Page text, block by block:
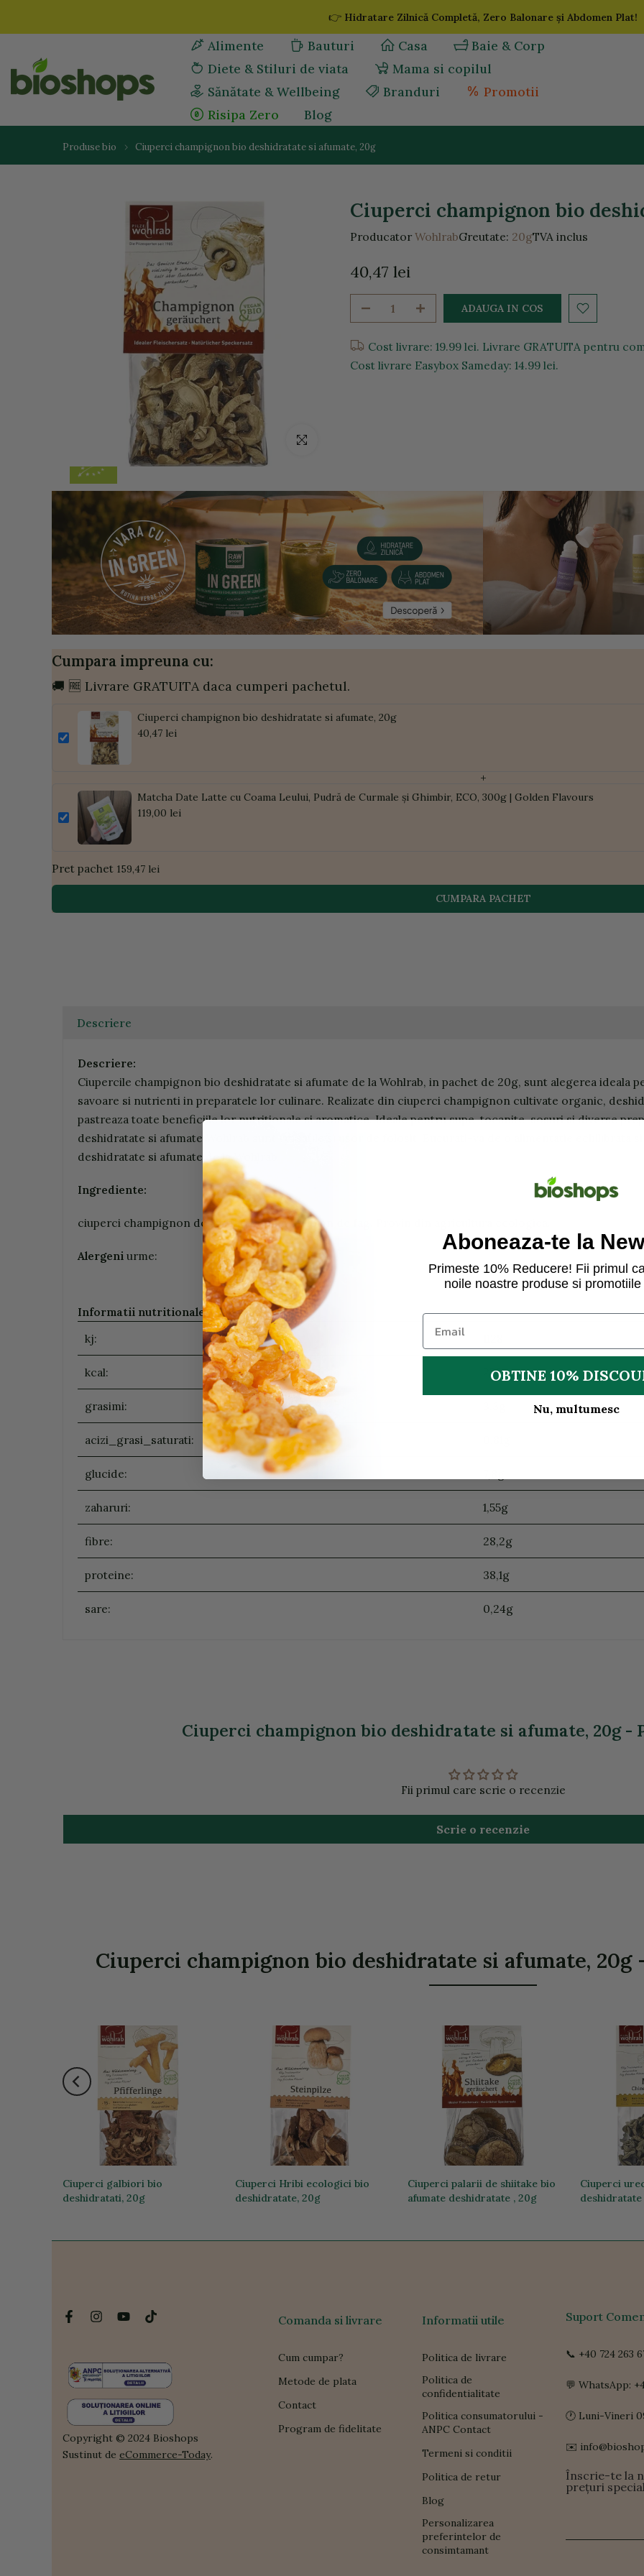
la
👉 Hidratare Zilnică Completă, Zero Balonare și Abdomen Plat!
Alimente Bauturi Casa
Baie & Corp
Diete & Stiluri de viata
Mama si copilul
Sănătate & Wellbeing
Branduri
Promotii
Risipa Zero
Blog
Produse bio Ciuperci champignon bio deshidratate si afumate, 20g
Click pentru a mari
Ciuperci champignon bio
Producator WohlrabGreutate: 20gTVA inclus
40,47 lei
ADAUGA IN COS
Cost livrare: 19.99 lei. Livrare GRATUITA pentru
Cost livrare Easybox Sameday: 14.99 lei.
Cumpara impreuna cu:
🚚 🆓 Livrare GRATUITA daca cumperi pachetul.
Ciuperci champignon bio deshidratate si afumate, 20g
40,47 lei
+
Matcha Date Latte cu Coama Leului, Pudră de Curmale și Ghimbir, ECO, 300g | Golden Flavours
119,00 lei
Pret pachet 159,47 lei
CUMPARA PACHET
Descriere
Descriere:
Ciupercile champignon bio deshidratate si afumate de la Wohlrab, in pachet de 20g, sunt alegerea ideala
savoare si nutrienti in preparatele lor culinare. Realizate din ciuperci champignon cultivate organic,
pastreaza toate beneficiile lor nutritionale si aromatice. Ideale pentru supe, tocanite, sosuri si diverse
deshidratate si afumate Wohlrab sunt versatile si usor de folosit. Bucurati-va de o alimentatie echilibrata
deshidratate si afumate de la Wohlrab
Ingrediente:
ciuperci champignon deshidratate, fum de lemn de fag. Provin din agricultura ecologica.
Alergeni urme:
Informatii nutritionale (100g/ ml):
kj:
kcal: 270
grasimi:
acizi_grasi_saturati:
glucide:
zaharuri: 1,55g
fibre: 28,2g
proteine: 38,1g
sare: 0,24g
Ciuperci champignon bio deshidratate si afumate, 20g
Fii primul care scrie o recenzie
Scrie o recenzie
Ciuperci champignon bio deshidratate si afumate, 20g
Ciuperci galbiori bio
deshidratati, 20g
Ciuperci Hribi ecologici bio
deshidratate, 20g
Ciuperci palarii de shiitake bio
afumate deshidratate , 20g
Ciuperci
Copyright © 2024 Bioshops
Sustinut de eCommerce-Today.
Comanda si livrare
Cum cumpar?
Metode de plata
Contact
Program de fidelitate
Informatii utile
Politica de livrare
Politica de
confidentialitate
Politica consumatorului -
ANPC Contact
Termeni si conditii
Politica de retur
Blog
Personalizarea
preferintelor de
consimtamant
Suport
📞 +40 724 263
💬 WhatsApp:
🕐 Luni-Vineri
✉️
Înscrie-te la
prețuri
Aboneaza-te la
Primeste 10% Reducere! Fii primul
noile noastre produse si
OBTINE 10%
Nu, multumesc